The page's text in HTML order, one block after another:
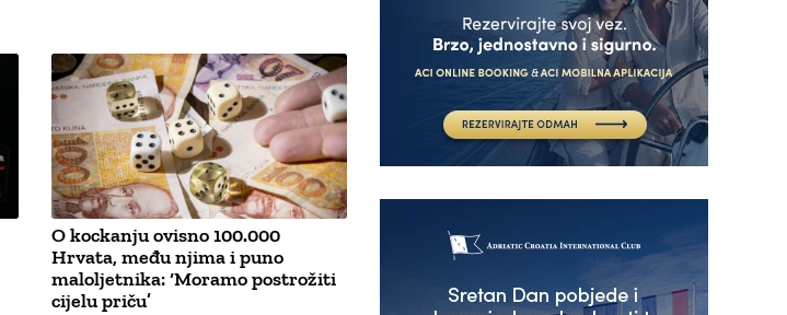
O kockanju ovisno 100.000
Hrvata, među njima i puno
maloljetnika: ‘Moramo postrožiti
cijelu priču’